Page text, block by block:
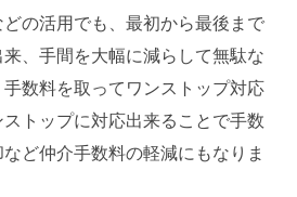
の活用でも、最初から最後まで
、手間を大幅に減らして無駄な
手数料を取ってワンストップ対応
トップに対応出来ることで手数
ど仲介手数料の軽減にもなりま